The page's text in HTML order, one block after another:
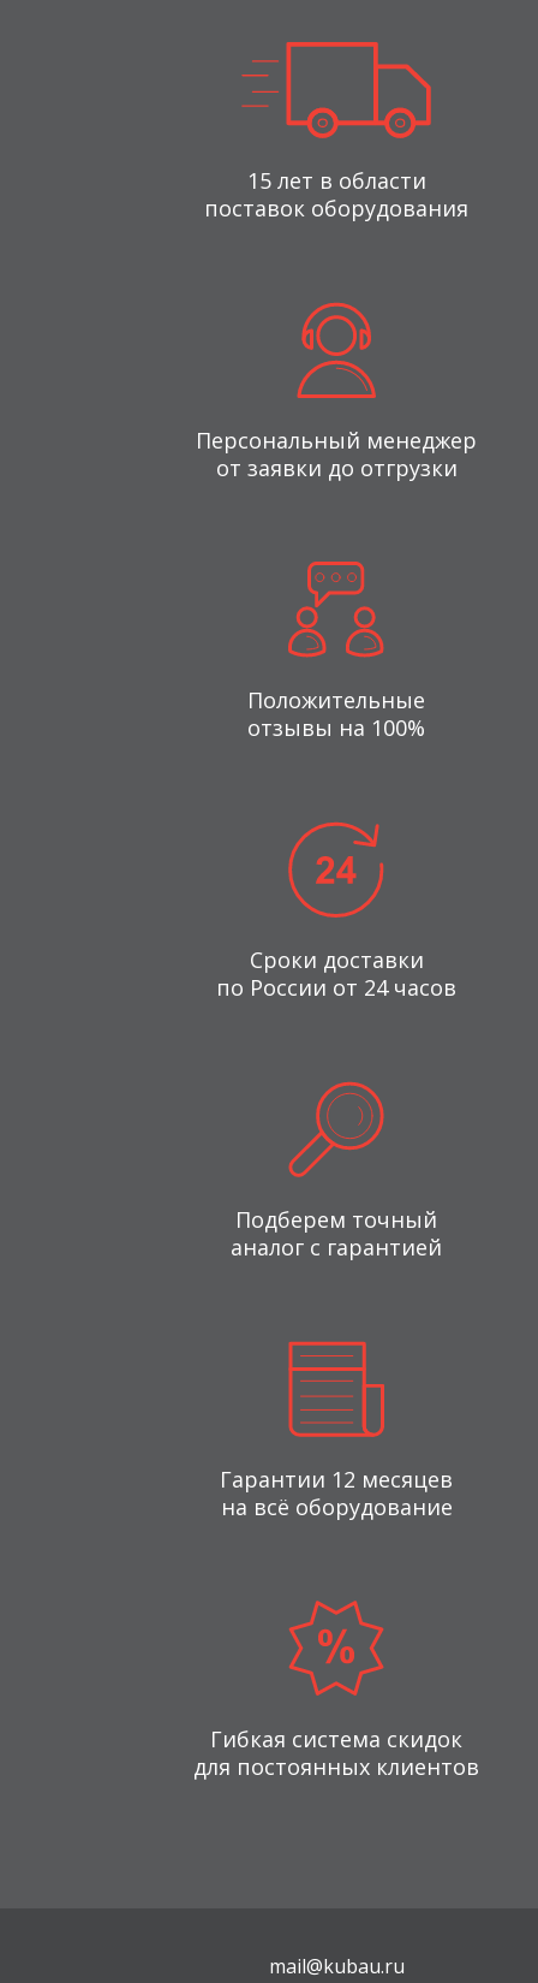
15 лет в области
поставок оборудования
Персональный менеджер
от заявки до отгрузки
Положительные
отзывы на 100%
Сроки доставки
по России от 24 часов
Подберем точный
аналог с гарантией
Гарантии 12 месяцев
на всё оборудование
Гибкая система скидок
для постоянных клиентов
mail@kubau.ru